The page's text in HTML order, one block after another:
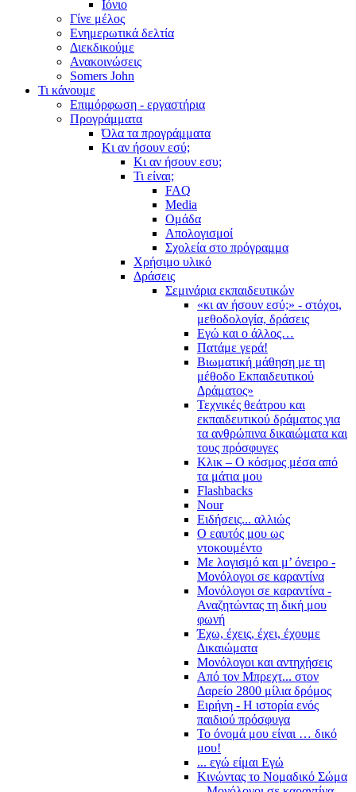
Ιόνιο
Γίνε μέλος
Ενημερωτικά δελτία
Διεκδικούμε
Ανακοινώσεις
Somers John
Τι κάνουμε
Επιμόρφωση - εργαστήρια
Προγράμματα
Όλα τα προγράμματα
Κι αν ήσουν εσύ;
Κι αν ήσουν εσυ;
Τι είναι;
FAQ
Media
Ομάδα
Απολογισμοί
Σχολεία στο πρόγραμμα
Χρήσιμο υλικό
Δράσεις
Σεμινάρια εκπαιδευτικών
«κι αν ήσουν εσύ;» - στόχοι,
μεθοδολογία, δράσεις
Εγώ και ο άλλος…
Πατάμε γερά!
Βιωματική μάθηση με τη
μέθοδο Εκπαιδευτικού
Δράματος»
Τεχνικές θεάτρου και
εκπαιδευτικού δράματος για
τα ανθρώπινα δικαιώματα και
τους πρόσφυγες
Κλικ – Ο κόσμος μέσα από
τα μάτια μου
Flashbacks
Nour
Ειδήσεις... αλλιώς
Ο εαυτός μου ως
ντοκουμέντο
Με λογισμό και μ’ όνειρο -
Μονόλογοι σε καραντίνα
Μονόλογοι σε καραντίνα -
Αναζητώντας τη δική μου
φωνή
Έχω, έχεις, έχει, έχουμε
Δικαιώματα
Μονόλογοι και αντηχήσεις
Από τον Μπρεχτ... στον
Δαρείο 2800 μίλια δρόμος
Ειρήνη - Η ιστορία ενός
παιδιού πρόσφυγα
Το όνομά μου είναι … δικό
μου!
... εγώ είμαι Εγώ
Κινώντας το Νομαδικό Σώμα